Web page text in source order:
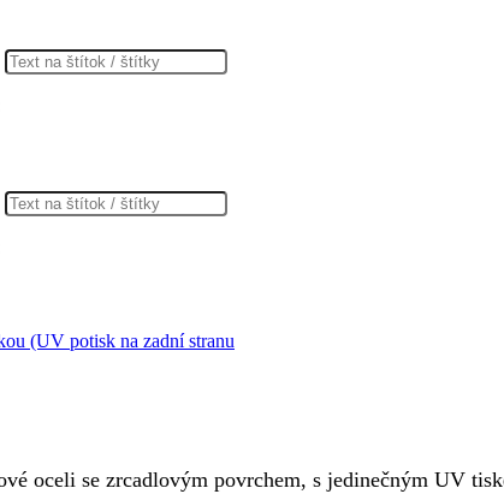
(UV potisk na zadní stranu
oceli se zrcadlovým povrchem, s jedinečným UV